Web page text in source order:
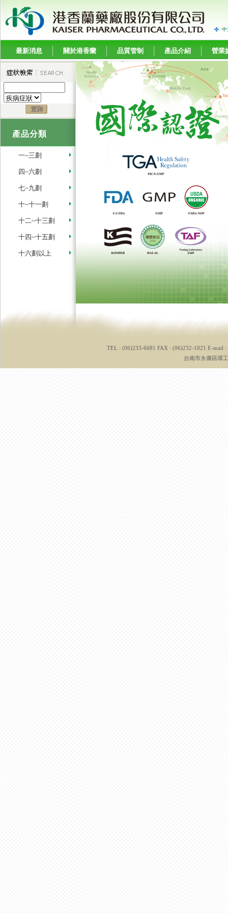
中
最新消息 關於港香蘭 品質管制 產品介紹 營業
產品分類
一~三劃
四~六劃
七~九劃
十~十一劃
十二~十三劃
十四~十五劃
十六劃以上
TEL : (06)233-6681 FAX : (06)232-1021 E-mail :
台南市永康區環